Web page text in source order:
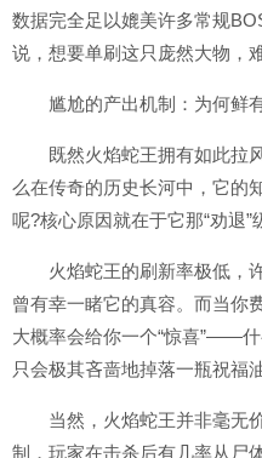
数据完全足以媲美许多常规
说，想要单刷这只庞然大物，
尴尬的产出机制：为何鲜
既然火焰蛇王拥有如此拉风
么在传奇的历史长河中，它的
呢?核心原因就在于它那“劝退”
火焰蛇王的刷新率极低，许
曾有幸一睹它的真容。而当你
大概率会给你一个“惊喜”——
只会极其吝啬地掉落一瓶祝福油
当然，火焰蛇王并非毫无价
制，玩家在击杀后有几率从尸